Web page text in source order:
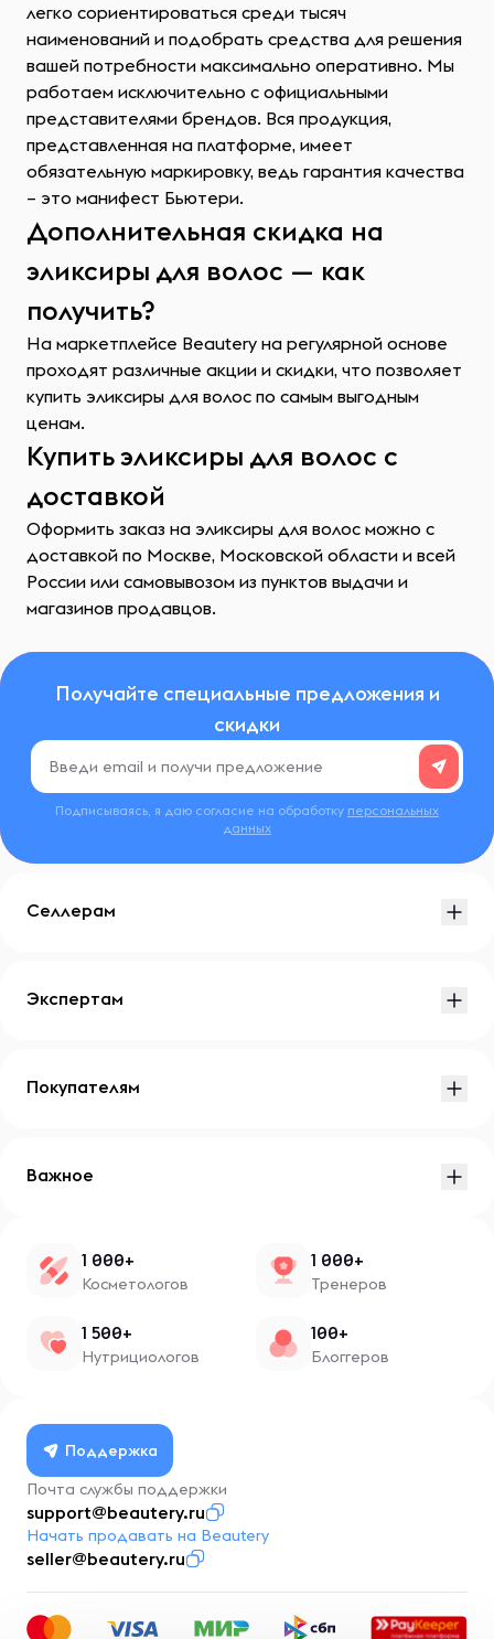
легко сориентироваться среди тысяч
наименований и подобрать средства для решения
вашей потребности максимально оперативно. Мы
работаем исключительно с официальными
представителями брендов. Вся продукция,
представленная на платформе, имеет
обязательную маркировку, ведь гарантия качества
– это манифест Бьютери.
Дополнительная скидка на
эликсиры для волос — как
получить?
На маркетплейсе Beautery на регулярной основе
проходят различные акции и скидки, что позволяет
купить эликсиры для волос по самым выгодным
ценам.
Купить эликсиры для волос с
доставкой
Оформить заказ на эликсиры для волос можно с
доставкой по Москве, Московской области и всей
России или самовывозом из пунктов выдачи и
магазинов продавцов.
Получайте специальные предложения и
скидки
Подписываясь, я даю согласие на обработку персональных
данных
Селлерам
Экспертам
Покупателям
Важное
1 000+
Косметологов
1 000+
Тренеров
1 500+
Нутрициологов
100+
Блоггеров
Поддержка
Почта службы поддержки
support@beautery.ru
Начать продавать на Beautery
seller@beautery.ru